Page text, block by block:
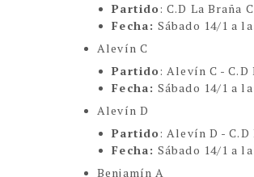
Partido: C.D La Braña
Fecha:Sábado 14/1 a
Alevín C
Partido: Alevín C - C.D
Fecha:Sábado 14/1 a
Alevín D
Partido: Alevín D - C.D
Fecha:Sábado 14/1 a
Benjamín A